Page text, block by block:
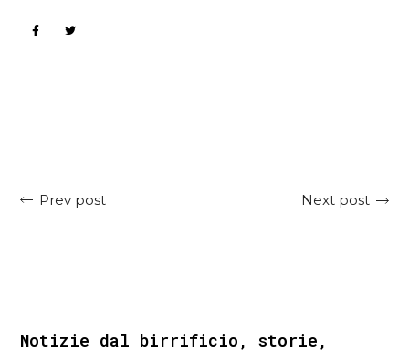
Prev post Next post
Notizie dal birrificio, storie,